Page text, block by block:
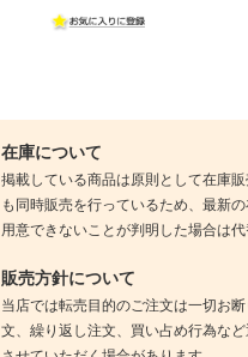
在庫について
掲載している商品は原則として在庫
も同時販売を行っているため、最新
用意できないことが判明した場合は
販売方針について
当店では転売目的のご注文は一切お
文、繰り返し注文、買い占め行為な